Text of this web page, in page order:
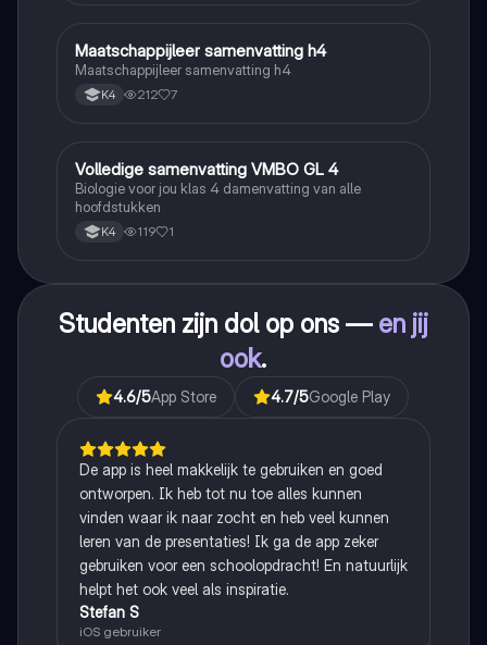
Maatschappijleer
Maatschappijleer samenvatting h4
Maatschappijleer samenvatting h4
K4 212 7
Biologie
Volledige samenvatting VMBO GL 4
Biologie voor jou klas 4 damenvatting van alle
hoofdstukken
K4 119 1
Studenten zijn dol op ons — en jij
ook.
4.6/5App Store 4.7/5Google Play
De app is heel makkelijk te gebruiken en goed
ontworpen. Ik heb tot nu toe alles kunnen
vinden waar ik naar zocht en heb veel kunnen
leren van de presentaties! Ik ga de app zeker
gebruiken voor een schoolopdracht! En natuurlijk
helpt het ook veel als inspiratie.
Stefan S
iOS gebruiker